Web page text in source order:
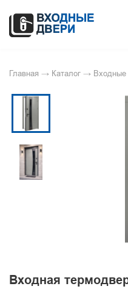
Главная → Каталог → Входные
Входная